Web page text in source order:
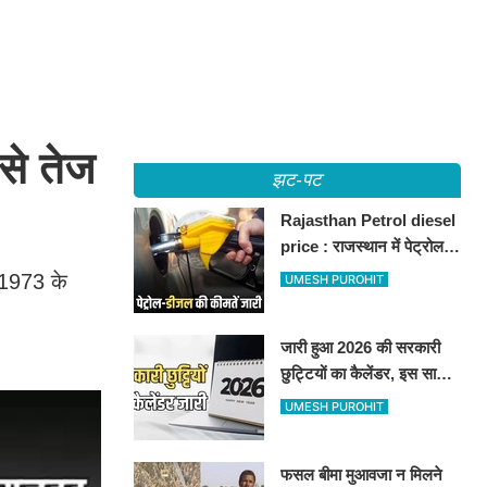
तेज
1973 के
झट-पट
Rajasthan Petrol diesel
price : राजस्थान में पेट्रोल-
डीजल की कीमतें जारी, जानिए
UMESH PUROHIT
जारी हुआ 2026 की सरकारी
छुट्टियों का कैलेंडर, इस साल
कई बार मिलेगा लगातार
UMESH PUROHIT
फसल बीमा मुआवजा न मिलने